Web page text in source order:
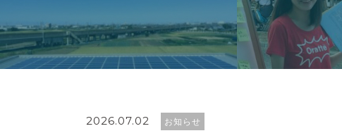
2026.07.02 お知らせ